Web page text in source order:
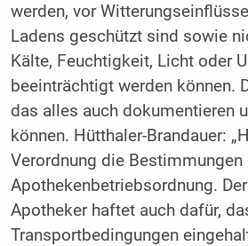
werden, vor
Ladens geschützt sind sowie
Kälte, Feuchtigkeit, Licht oder
beeinträchtigt werden können.
das alles auch dokumentieren
können. Hütthaler-Brandauer:
Verordnung die Bestimmungen
Apothekenbetriebsordnung.
Apotheker haftet auch dafür,
Transportbedingungen